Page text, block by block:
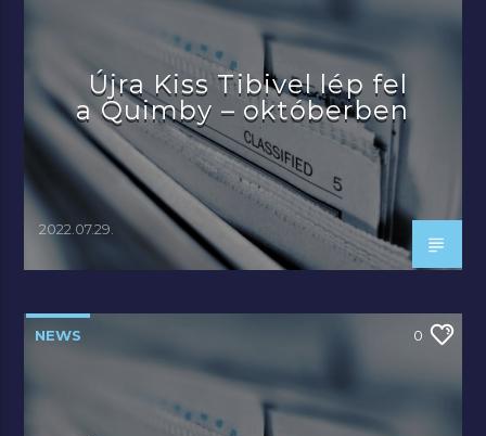
Újra Kiss Tibivel lép fel
a Quimby – októberben
2022.07.29.
NEWS 0